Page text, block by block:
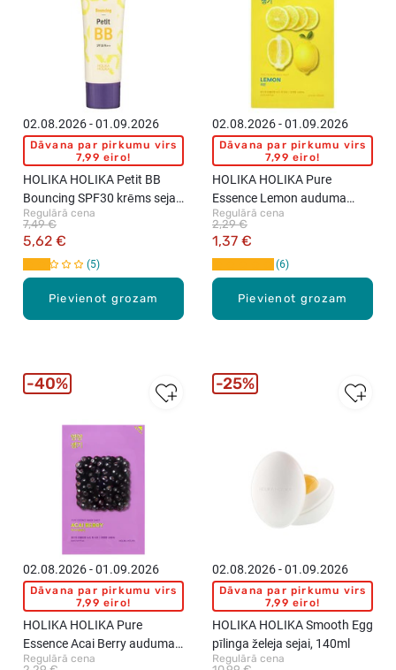
Pievienot grozam
02.08.2026 - 01.09.2026
Dāvana par pirkumu virs
7,99 eiro!
HOLIKA HOLIKA Petit BB
Bouncing SPF30 krēms sejai,
30ml
Regulārā cena
5,62 €
7,49 €
5
Pievienot grozam
02.08.2026 - 01.09.2026
Dāvana par pirkumu virs
7,99 eiro!
HOLIKA HOLIKA Pure
Essence Lemon auduma
maska sejai, 23ml
Regulārā cena
1,37 €
2,29 €
6
02.08.2026 - 01.09.2026
Dāvana par pirkumu virs
7,99 eiro!
HOLIKA HOLIKA Pure
Essence Acai Berry auduma
maska sejai, 23ml
Regulārā cena
40%
02.08.2026 - 01.09.2026
Dāvana par pirkumu virs
7,99 eiro!
HOLIKA HOLIKA Smooth Egg
pīlinga želeja sejai, 140ml
Regulārā cena
25%